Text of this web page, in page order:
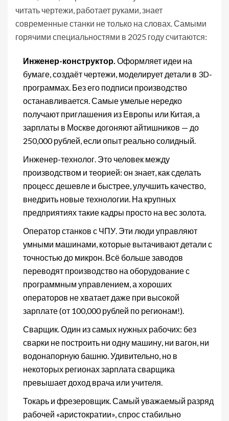
читать чертежи, работает руками, знает
современные станки не только на словах. Самыми
горячими специальностями в 2025 году считаются:
Инженер-конструктор. Оформляет идеи на
бумаге, создаёт чертежи, моделирует детали в 3D-
программах. Без его подписи производство
останавливается. Самые умелые нередко
получают приглашения из Европы или Китая, а
зарплаты в Москве догоняют айтишников — до
250,000 рублей, если опыт реально солидный.
Инженер-технолог. Это человек между
производством и теорией: он знает, как сделать
процесс дешевле и быстрее, улучшить качество,
внедрить новые технологии. На крупных
предприятиях такие кадры просто на вес золота.
Оператор станков с ЧПУ. Эти люди управляют
умными машинами, которые вытачивают детали с
точностью до микрон. Всё больше заводов
переводят производство на оборудование с
программным управлением, а хороших
операторов не хватает даже при высокой
зарплате (от 100,000 рублей по регионам!).
Сварщик. Один из самых нужных рабочих: без
сварки не построить ни одну машину, ни вагон, ни
водонапорную башню. Удивительно, но в
некоторых регионах зарплата сварщика
превышает доход врача или учителя.
Токарь и фрезеровщик. Самый уважаемый разряд
рабочей «аристократии», спрос стабильно